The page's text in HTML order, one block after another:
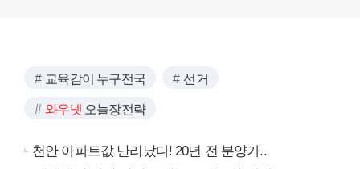
교육감이 누구전국 선거
와우넷 오늘장전략
천안 아파트값 난리났다! 20년 전 분양가..